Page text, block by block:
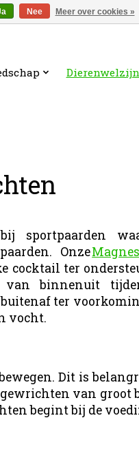
Dierenwelzijn
sportpaarden
Onze
cocktail ter
van binnenuit
ter
vocht.
Dit is
van groot
begint bij de
Nee Meer over cookies »